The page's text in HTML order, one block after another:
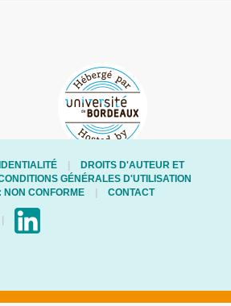
DROITS D'AUTEUR ET
GÉNÉRALES D'UTILISATION
CONFORME
CONTACT